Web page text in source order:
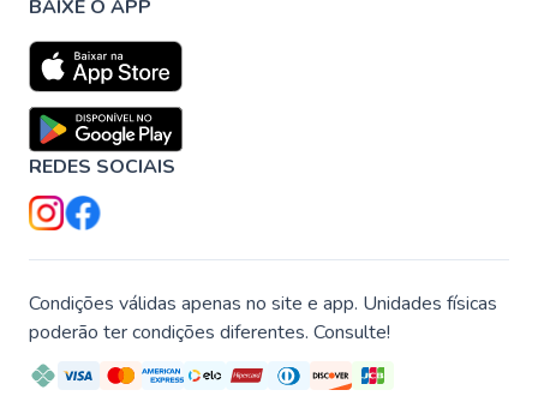
BAIXE O APP
REDES SOCIAIS
Condições válidas apenas no site e app. Unidades físicas
poderão ter condições diferentes. Consulte!